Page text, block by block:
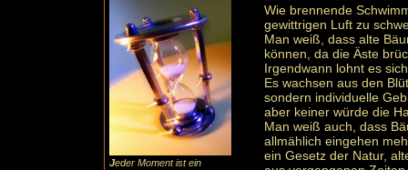
Jeder Moment ist ein
Wie brennende
gewittrigen Luft zu
Man weiß, dass alte
können, da die Äste
Irgendwann lohnt es
Es wachsen aus den
sondern individuelle
aber keiner würde die
Man weiß auch, dass
allmählich eingehen
ein Gesetz der Natur,